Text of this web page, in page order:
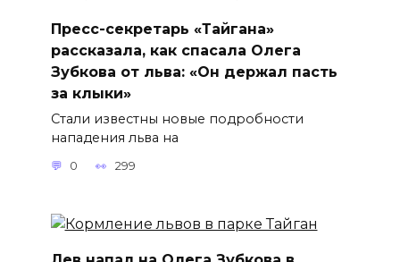
Пресс-секретарь «Тайгана»
рассказала, как спасала Олега
Зубкова от льва: «Он держал пасть
за клыки»
Стали известны новые подробности
нападения льва на
0 299